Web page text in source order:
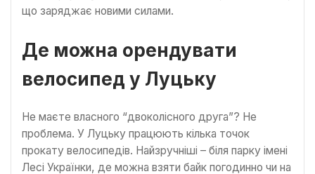
що заряджає новими силами.
Де можна орендувати
велосипед у Луцьку
Не маєте власного “двоколісного друга”? Не
проблема. У Луцьку працюють кілька точок
прокату велосипедів. Найзручніші – біля парку імені
Лесі Українки, де можна взяти байк погодинно чи на